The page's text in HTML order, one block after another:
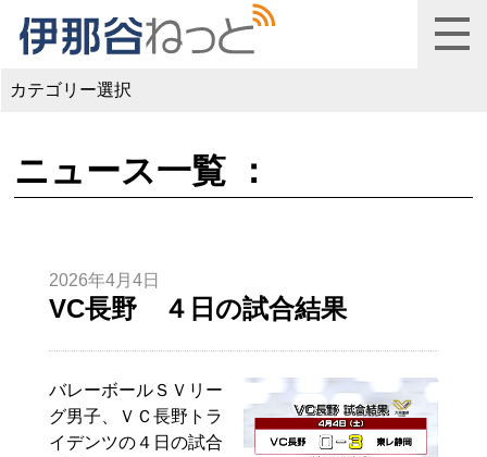
カテゴリー選択
ニュース一覧 ：
2026年4月4日
VC長野 ４日の試合結果
バレーボールＳＶリー
グ男子、ＶＣ長野トラ
イデンツの４日の試合